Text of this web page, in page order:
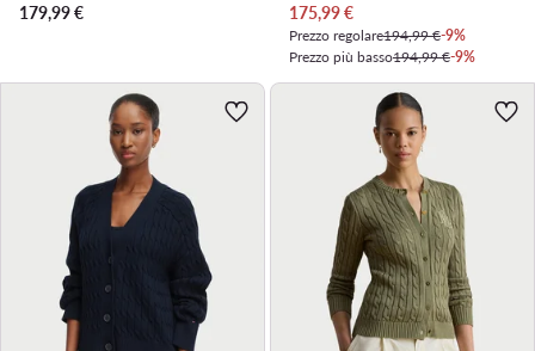
179,99€
Prezzo attuale
175,99€
Prezzo regolare194,99 €-9%
Prezzo più basso194,99 €-9%